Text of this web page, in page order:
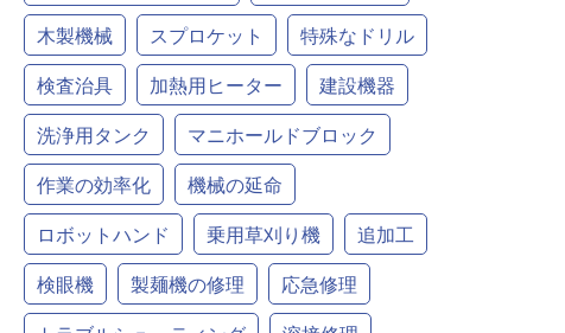
木製機械
スプロケット
特殊なドリル
検査治具
加熱用ヒーター
建設機器
洗浄用タンク
マニホールドブロック
作業の効率化
機械の延命
ロボットハンド
乗用草刈り機
追加工
検眼機
製麺機の修理
応急修理